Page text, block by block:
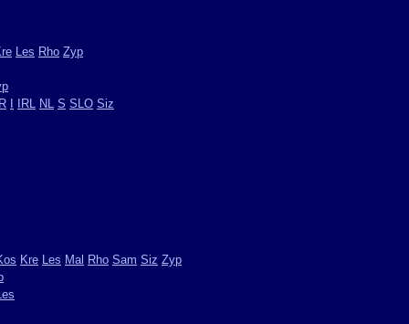
Les Rho Zyp
IRL NL S SLO Siz
Kre Les Mal Rho Sam Siz Zyp